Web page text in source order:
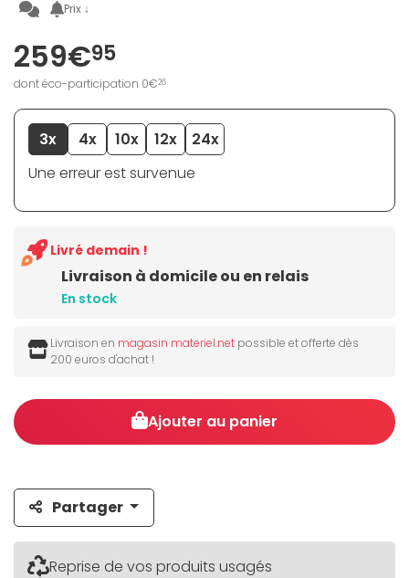
Prix ↓
259€95
dont éco-participation 0€26
3x 4x 10x 12x
24x
Une erreur est survenue
Livraison à domicile ou en relais
En stock
Livré demain !
Livraison en magasin materiel.net possible et offerte dès
200 euros d'achat !
Ajouter au panier
Partager
Reprise de vos produits usagés